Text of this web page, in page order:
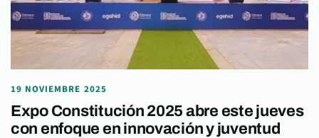
19 NOVIEMBRE 2025
Expo Constitución 2025 abre este jueves
con enfoque en innovación y juventud